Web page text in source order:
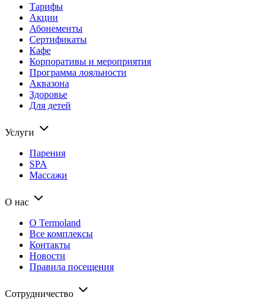
Тарифы
Акции
Абонементы
Сертификаты
Кафе
Корпоративы и мероприятия
Программа лояльности
Аквазона
Здоровье
Для детей
Услуги
Парения
SPA
Массажи
О нас
О Termoland
Все комплексы
Контакты
Новости
Правила посещения
Сотрудничество